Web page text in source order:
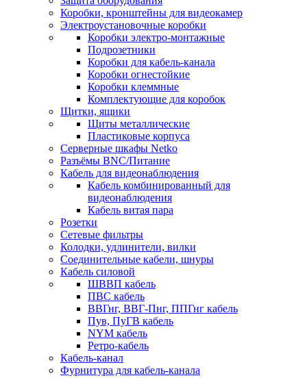
Коробки, кронштейны для видеокамер
Электроустановочные коробки
Коробки электро-монтажные
Подрозетники
Коробки для кабель-канала
Коробки огнестойкие
Коробки клеммные
Комплектующие для коробок
Щитки, ящики
Щиты металлические
Пластиковые корпуса
Серверные шкафы Netko
Разъёмы BNC/Питание
Кабель для видеонаблюдения
Кабель комбинированный для
видеонаблюдения
Кабель витая пара
Розетки
Сетевые фильтры
Колодки, удлинители, вилки
Соединительные кабели, шнуры
Кабель силовой
ШВВП кабель
ПВС кабель
ВВГнг, ВВГ-Пнг, ППГнг кабель
Пув, ПуГВ кабель
NYM кабель
Ретро-кабель
Кабель-канал
Фурнитура для кабель-канала